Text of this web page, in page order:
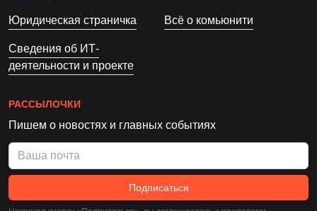
Юридическая страничка Всё о комьюнити
Сведения об ИТ-
деятельности и проекте
РАССЫЛОЧКИ
Пишем о новостях и главных событиях
Подписаться